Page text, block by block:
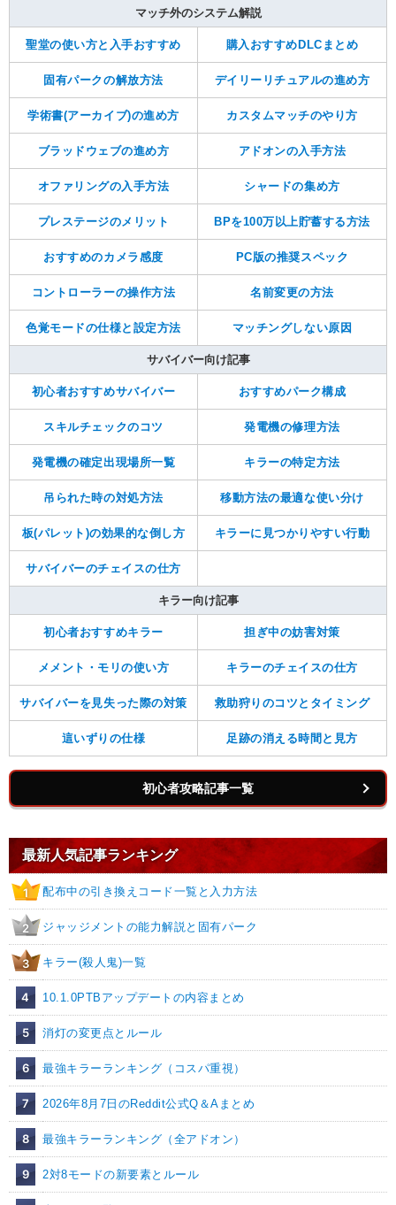
マッチ外のシステム解説
聖堂の使い方と入手おすすめ 購入おすすめDLCまとめ
固有パークの解放方法 デイリーリチュアルの進め方
学術書(アーカイブ)の進め方 カスタムマッチのやり方
ブラッドウェブの進め方 アドオンの入手方法
オファリングの入手方法 シャードの集め方
プレステージのメリット BPを100万以上貯蓄する方法
おすすめのカメラ感度 PC版の推奨スペック
コントローラーの操作方法 名前変更の方法
色覚モードの仕様と設定方法 マッチングしない原因
サバイバー向け記事
初心者おすすめサバイバー おすすめパーク構成
スキルチェックのコツ 発電機の修理方法
発電機の確定出現場所一覧 キラーの特定方法
吊られた時の対処方法 移動方法の最適な使い分け
板(パレット)の効果的な倒し方 キラーに見つかりやすい行動
サバイバーのチェイスの仕方
キラー向け記事
初心者おすすめキラー 担ぎ中の妨害対策
メメント・モリの使い方 キラーのチェイスの仕方
サバイバーを見失った際の対策 救助狩りのコツとタイミング
這いずりの仕様 足跡の消える時間と見方
初心者攻略記事一覧
最新人気記事ランキング
1 配布中の引き換えコード一覧と入力方法
2 ジャッジメントの能力解説と固有パーク
3 キラー(殺人鬼)一覧
4 10.1.0PTBアップデートの内容まとめ
5 消灯の変更点とルール
6 最強キラーランキング（コスパ重視）
7 2026年8月7日のReddit公式Q＆Aまとめ
8 最強キラーランキング（全アドオン）
9 2対8モードの新要素とルール